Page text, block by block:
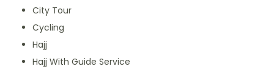
City Tour
Cycling
Hajj
Hajj With Guide Service